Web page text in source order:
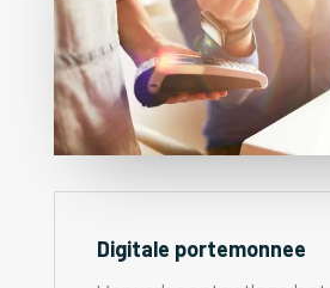
Digitale portemonnee